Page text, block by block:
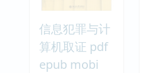
信息犯罪与计
算机取证 pdf
epub mobi